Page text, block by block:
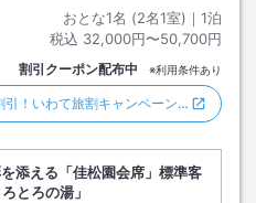
おとな1名 (2名1室)｜ 1泊
税込 32,000円〜50,700円
割引クーポン配布中 ※利用条件あり
引！いわて旅割キャンペーン…
添える「佳松園会席」標準客
とろの湯」